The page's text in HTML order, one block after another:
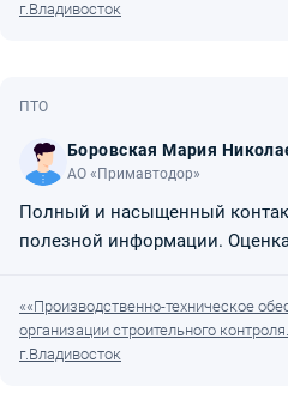
г.Владивосток
ПТО
Боровская Мария
АО «Примавтодор»
Полный и насыщенный
полезной информации.
««Производственно-техническое
организации строительного
г.Владивосток